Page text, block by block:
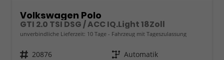
Volkswagen Polo
GTI 2.0 TSI DSG / ACC IQ.Light 18Zoll
unverbindliche Lieferzeit: 10 Tage Fahrzeug mit Tageszulassung
Fahrzeugnr. 20876 Getriebe Automatik